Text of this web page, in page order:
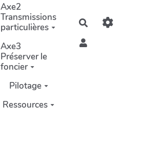
Axe2
Transmissions
particulières
Axe3
Préserver le
foncier
Pilotage
Ressources
Rechercher